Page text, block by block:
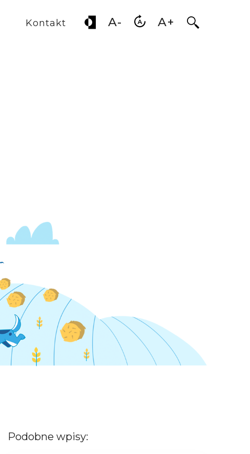
Kontakt A- A+ Otwórz
Podobne wpisy: